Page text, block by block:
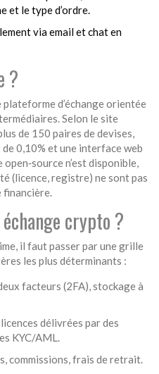
et le type d’ordre.
via email et chat en
?
plateforme d’échange orientée
Selon le site
de 150 paires de devises,
0,10% et une interface web
n’est disponible,
(licence, registre) ne sont pas
financière.
crypto ?
il faut passer par une grille
les plus déterminants :
facteurs (2FA), stockage à
licences délivrées par des
KYC/AML.
commissions, frais de retrait.